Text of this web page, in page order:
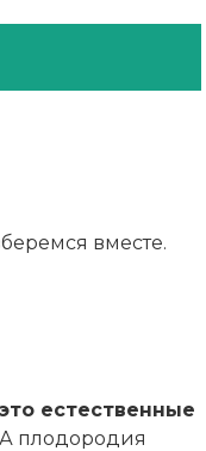
вместе.
естественные
плодородия